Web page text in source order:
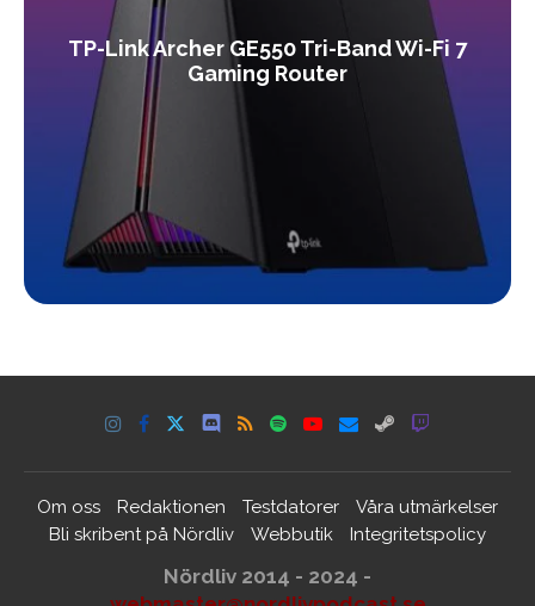
TP-Link Archer GE550 Tri-Band Wi-Fi 7
Gaming Router
Om oss Redaktionen Testdatorer
Våra utmärkelser
Bli skribent på Nördliv
Webbutik Integritetspolicy
Nördliv 2014 - 2024 -